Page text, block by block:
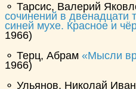
⚬ Тарсис, Валерий
сочинений в двенадцати
синей мухе. Красное и
1966)
⚬ Терц, Абрам
Мысли
1966)
⚬ Ульянов, Николай